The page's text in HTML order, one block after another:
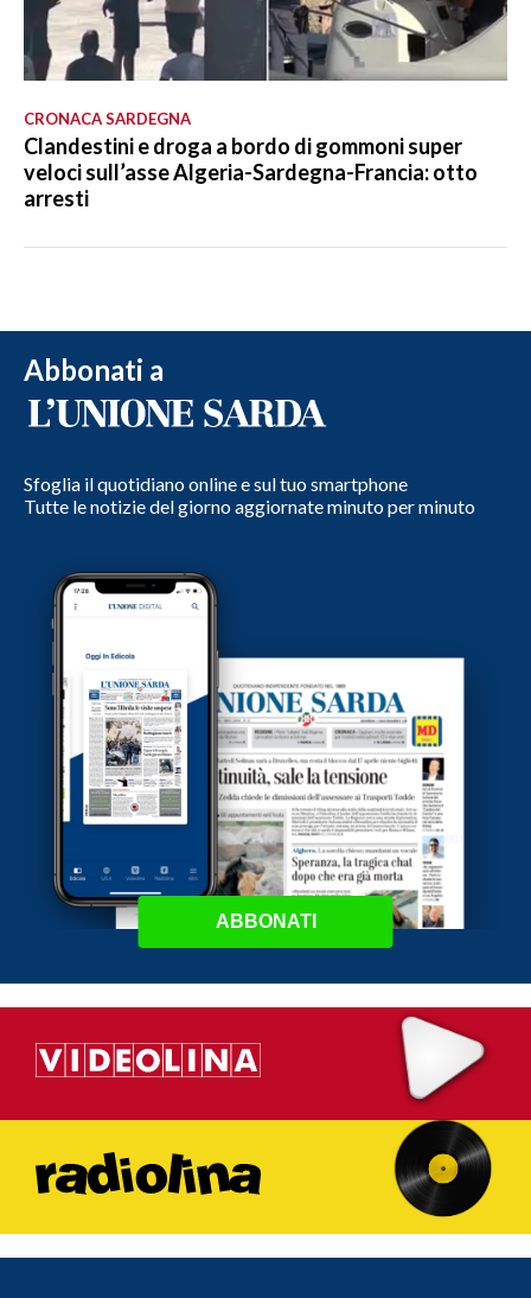
CRONACA SARDEGNA
Clandestini e droga a bordo di gommoni super
veloci sull’asse Algeria-Sardegna-Francia: otto
arresti
Abbonati a
Sfoglia il quotidiano online e sul tuo smartphone
Tutte le notizie del giorno aggiornate minuto per minuto
ABBONATI